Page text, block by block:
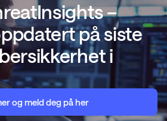
–
på siste
i
og meld deg på her